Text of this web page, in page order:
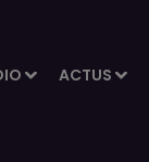
ACTUS